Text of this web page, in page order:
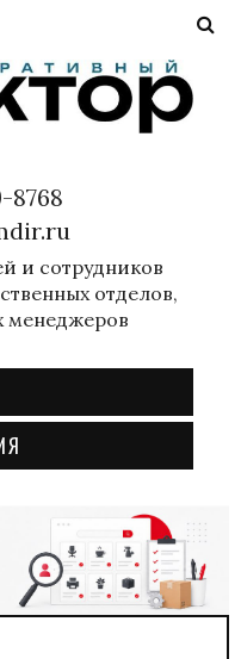
8768
и сотрудников
отделов,
менеджеров